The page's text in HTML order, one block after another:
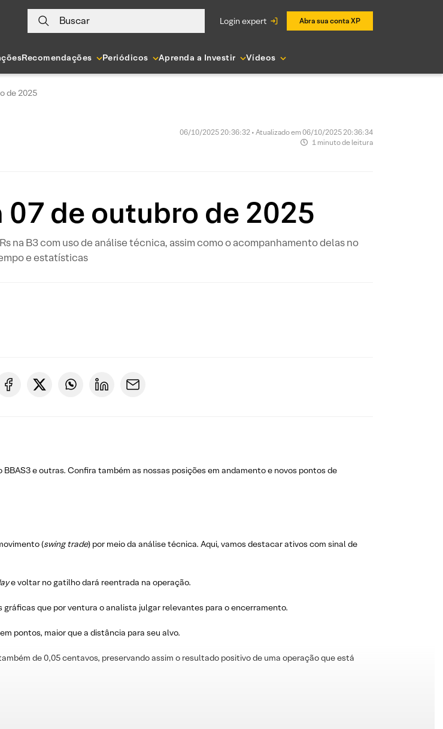
Buscar login expert Abra sua conta XP
Recomendações Periódicos Aprenda a Investir Vídeos
de 2025
06/10/2025 20:36:32 • Atualizado em 06/10/2025 20:36:34
1 minuto de leitura
de outubro de 2025
na B3 com uso de análise técnica, assim como o acompanhamento delas no
e estatísticas
e outras. Confira também as nossas posições em andamento e novos pontos de
(swing trade) por meio da análise técnica. Aqui, vamos destacar ativos com sinal de
e voltar no gatilho dará reentrada na operação.
que por ventura o analista julgar relevantes para o encerramento.
pontos, maior que a distância para seu alvo.
de 0,05 centavos, preservando assim o resultado positivo de uma operação que está